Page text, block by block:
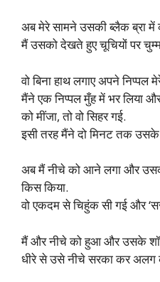
अब मेरे सामने उसकी ब्लैक ब्रा में
मैं उसको देखते हुए चूचियों पर
वो बिना हाथ लगाए अपने निप्पल
मैंने एक निप्पल मुँह में भर लिया
को मींजा, तो वो सिहर गई.
इसी तरह मैंने दो मिनट तक
अब मैं नीचे को आने लगा और
किस किया.
वो एकदम से चिहुंक सी गई और
मैं और नीचे को हुआ और उसके
धीरे से उसे नीचे सरका कर अलग